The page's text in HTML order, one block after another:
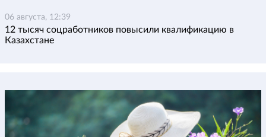
06 августа, 12:39
12 тысяч соцработников повысили квалификацию в
Казахстане